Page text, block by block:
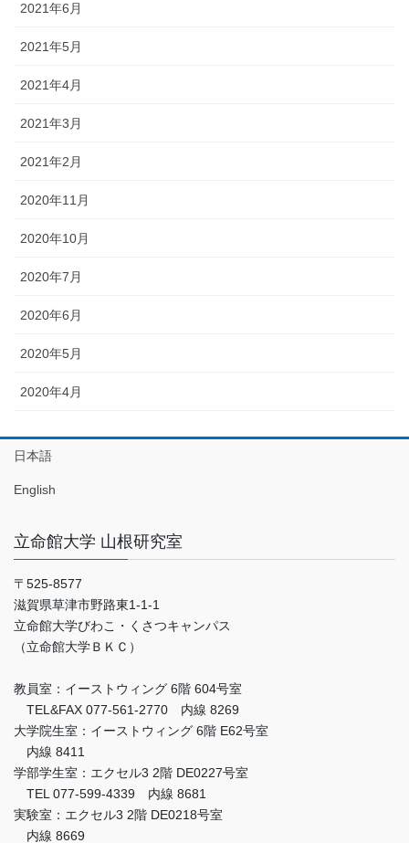
2021年6月
2021年5月
2021年4月
2021年3月
2021年2月
2020年11月
2020年10月
2020年7月
2020年6月
2020年5月
2020年4月
日本語
English
立命館大学 山根研究室
〒525-8577
滋賀県草津市野路東1-1-1
立命館大学びわこ・くさつキャンパス
（立命館大学ＢＫＣ）
教員室：イーストウィング 6階 604号室
TEL&FAX 077-561-2770 内線 8269
大学院生室：イーストウィング 6階 E62号室
内線 8411
学部学生室：エクセル3 2階 DE0227号室
TEL 077-599-4339 内線 8681
実験室：エクセル3 2階 DE0218号室
内線 8669